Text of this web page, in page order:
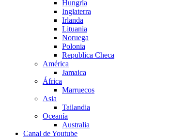
Hungría
Inglaterra
Irlanda
Lituania
Noruega
Polonia
Republica Checa
América
Jamaica
África
Marruecos
Asia
Tailandia
Oceanía
Australia
Canal de Youtube